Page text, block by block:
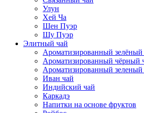
Улун
Хей Ча
Шен Пуэр
Шу Пуэр
Элитный чай
Ароматизированный зелёный
Ароматизированный чёрный
Ароматизированный
Иван чай
Индийский чай
Каркадэ
Напитки на основе фруктов